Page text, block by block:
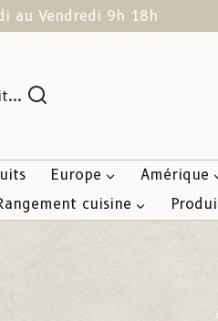
au Vendredi 9h 18h
Europe Amérique
cuisine